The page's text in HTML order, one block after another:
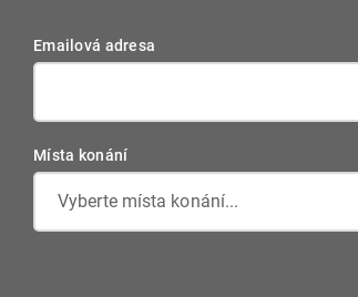
Emailová adresa
Místa konání
Vyberte místa konání...